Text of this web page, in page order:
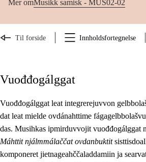
Mer omMusikk samisk - MUS02-02
Til forside Innholdsfortegnelse
Vuođđogálggat
Vuođđogálggat leat integrerejuvvon
dat leat mielde ovdánahttime
das. Musihkas ipmirduvvojit vuođđogálggat
Máhttit njálmmálaččat ovdanbuktit
komponeret jietnageahččaladdamiin ja